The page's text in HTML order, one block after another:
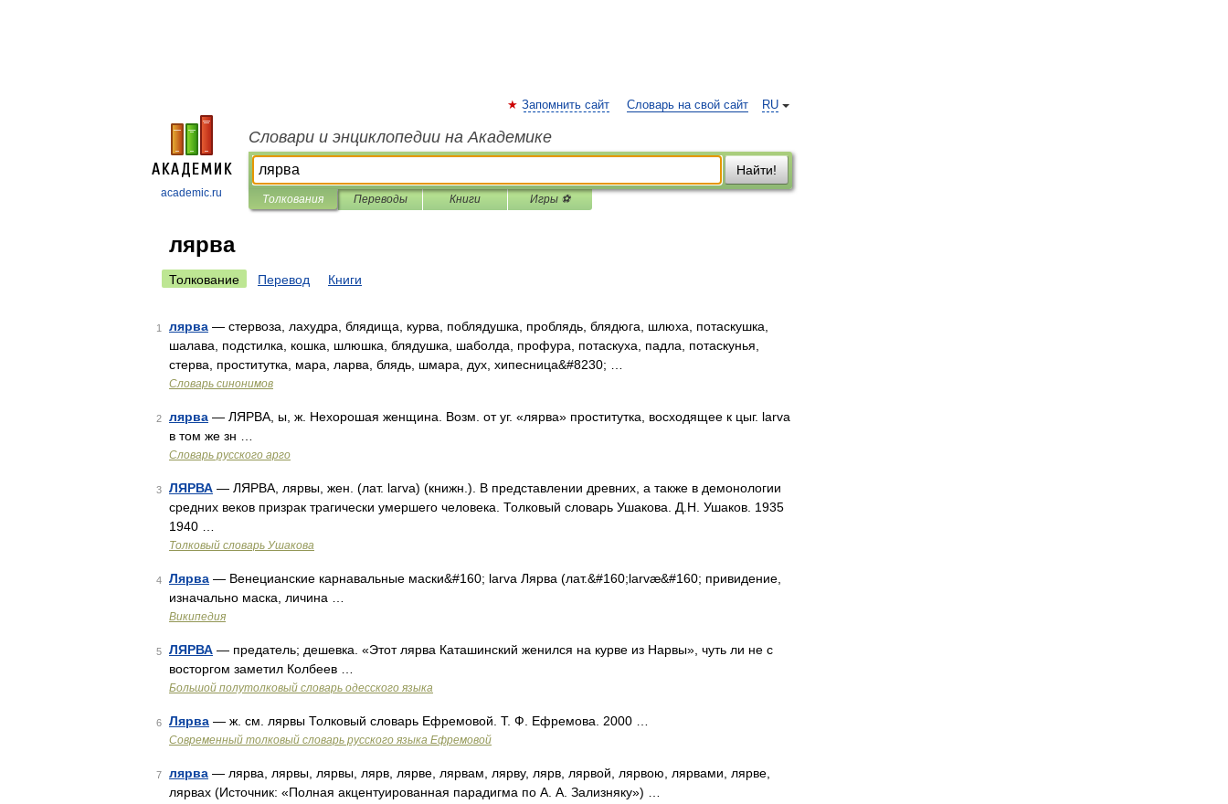
academic.ru
RU
Запомнить сайт Словарь на свой сайт
Словари и энциклопедии на Академике
Найти!
Толкования Переводы Книги Игры ⚽
лярва
Толкование Перевод Книги
1 лярва — стервоза, лахудра, блядища, курва, поблядушка, проблядь, блядюга, шлюха, потаскушка,
шалава, подстилка, кошка, шлюшка, блядушка, шаболда, профура, потаскуха, падла, потаскунья,
стерва, проститутка, мара, ларва, блядь, шмара, дух, хипесница&#8230; …
Словарь синонимов
2 лярва — ЛЯРВА, ы, ж. Нехорошая женщина. Возм. от уг. «лярва» проститутка, восходящее к цыг. larva
в том же зн …
Словарь русского арго
3 ЛЯРВА — ЛЯРВА, лярвы, жен. (лат. larva) (книжн.). В представлении древних, а также в демонологии
средних веков призрак трагически умершего человека. Толковый словарь Ушакова. Д.Н. Ушаков. 1935
1940 …
Толковый словарь Ушакова
4 Лярва — Венецианские карнавальные маски&#160; larva Лярва (лат.&#160;larvæ&#160; привидение,
изначально маска, личина …
Википедия
5 ЛЯРВА — предатель; дешевка. «Этот лярва Каташинский женился на курве из Нарвы», чуть ли не с
восторгом заметил Колбеев …
Большой полутолковый словарь одесского языка
6 Лярва — ж. см. лярвы Толковый словарь Ефремовой. Т. Ф. Ефремова. 2000 …
Современный толковый словарь русского языка Ефремовой
7 лярва — лярва, лярвы, лярвы, лярв, лярве, лярвам, лярву, лярв, лярвой, лярвою, лярвами, лярве,
лярвах (Источник: «Полная акцентуированная парадигма по А. А. Зализняку») …